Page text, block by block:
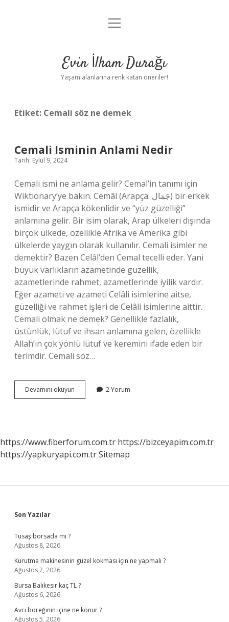
Anasayfa
Yasal Uyarı
menüyü
Evin İlham Durağı
Yaşam alanlarına renk katan öneriler!
Etiket: Cemali söz ne demek
Cemali Isminin Anlami Nedir
Tarih: Eylül 9, 2024
Cemali ismi ne anlama gelir? Cemal’in tanımı için
Wiktionary’ye bakın. Cemâl (Arapça: جَمَال‎) bir erkek
ismidir ve Arapça kökenlidir ve “yüz güzelliği”
anlamına gelir. Bir isim olarak, Arap ülkeleri dışında
birçok ülkede, özellikle Afrika ve Amerika gibi
ülkelerde yaygın olarak kullanılır. Cemali isimler ne
demektir? Bazen Celâl’den Cemal tecelli eder. Yani
büyük varlıkların azametinde güzellik,
azametlerinde rahmet, azametlerinde iyilik vardır.
Eğer azameti ve azameti Celâli isimlerine aitse,
güzelliği ve rahmet işleri de Celâli isimlerine aittir.
Cemali olmak ne demek? Genellikle fazlalık,
üstünlük, lütuf ve ihsan anlamına gelen, özellikle
Allah’ın çok yönlü lütuf ve keremini ifade eden bir
terimdir. Cemali söz…
Devamını okuyun
Isminin
2 Yorum
https://www.fiberforum.com.tr https://bizceyapim.com.tr
https://yapkuryapi.com.trSitemap
Sidebar
Son Yazılar
Tusaş borsada mı ?
Ağustos 8, 2026
Kurutma makinesinin güzel kokması için ne yapmalı ?
Ağustos 7, 2026
Bursa Balıkesir kaç TL ?
Ağustos 6, 2026
Avcı böreğinin içine ne konur ?
Ağustos 5, 2026